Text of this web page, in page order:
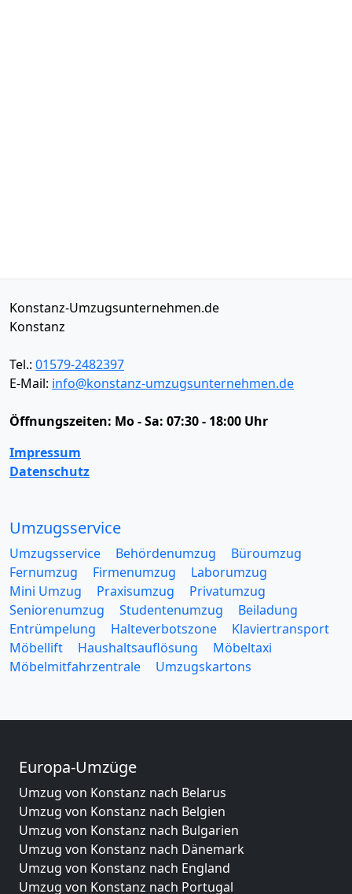
Konstanz-Umzugsunternehmen.de
Konstanz
Tel.: 01579-2482397
E-Mail: info@konstanz-umzugsunternehmen.de
Öffnungszeiten: Mo - Sa: 07:30 - 18:00 Uhr
Impressum
Datenschutz
Umzugsservice
Umzugsservice Behördenumzug
Büroumzug
Fernumzug
Firmenumzug
Laborumzug
Mini Umzug
Praxisumzug
Privatumzug
Seniorenumzug
Studentenumzug
Beiladung
Entrümpelung
Halteverbotszone
Klaviertransport
Möbellift
Haushaltsauflösung
Möbeltaxi
Möbelmitfahrzentrale
Umzugskartons
Europa-Umzüge
Umzug von Konstanz nach Belarus
Umzug von Konstanz nach Belgien
Umzug von Konstanz nach Bulgarien
Umzug von Konstanz nach Dänemark
Umzug von Konstanz nach England
Umzug von Konstanz nach Portugal